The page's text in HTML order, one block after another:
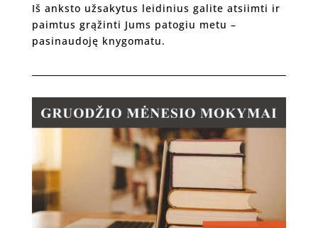
Iš anksto užsakytus leidinius galite atsiimti ir
paimtus grąžinti Jums patogiu metu –
pasinaudoję knygomatu.